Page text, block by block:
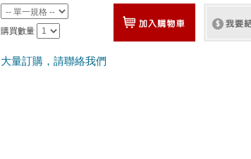
購買數量
大量訂購，請聯絡我們